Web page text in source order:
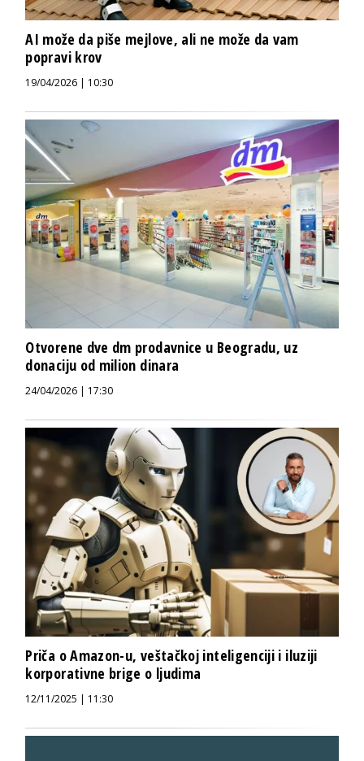
AI može da piše mejlove, ali ne može da vam
popravi krov
19/04/2026 | 10:30
Otvorene dve dm prodavnice u Beogradu, uz
donaciju od milion dinara
24/04/2026 | 17:30
Priča o Amazon-u, veštačkoj inteligenciji i iluziji
korporativne brige o ljudima
12/11/2025 | 11:30